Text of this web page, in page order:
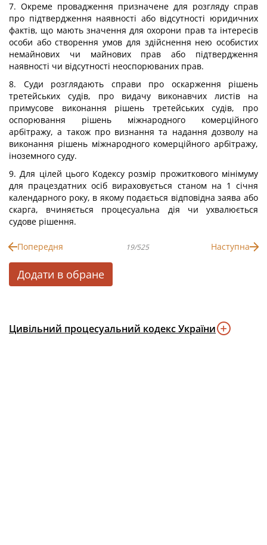
7. Окреме провадження призначене для розгляду справ
про підтвердження наявності або відсутності юридичних
фактів, що мають значення для охорони прав та інтересів
особи або створення умов для здійснення нею особистих
немайнових чи майнових прав або підтвердження
наявності чи відсутності неоспорюваних прав.
8. Суди розглядають справи про оскарження рішень
третейських судів, про видачу виконавчих листів на
примусове виконання рішень третейських судів, про
оспорювання рішень міжнародного комерційного
арбітражу, а також про визнання та надання дозволу на
виконання рішень міжнародного комерційного арбітражу,
іноземного суду.
9. Для цілей цього Кодексу розмір прожиткового мінімуму
для працездатних осіб вираховується станом на 1 січня
календарного року, в якому подається відповідна заява або
скарга, вчиняється процесуальна дія чи ухвалюється
судове рішення.
Попередня 19/525 Наступна
Додати в обране
Цивільний процесуальний кодекс України